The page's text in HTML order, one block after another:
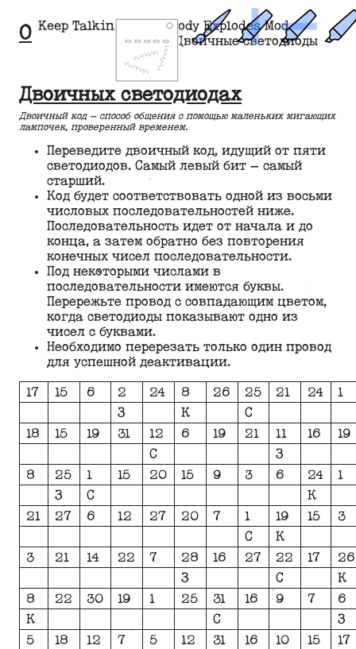
Keep Talking and Nobody Explodes Mod
Двоичные светодиоды
О
Двоичных светодиодах
Двоичный код — способ общения с помощью маленьких мигающих
лампочек, проверенный временем.
Переведите двоичный код, идущий от пяти
светодиодов. Самый левый бит — самый
старший.
Код будет соответствовать одной из восьми
числовых последовательностей ниже.
Последовательность идет от начала и до
конца, а затем обратно без повторения
конечных чисел последовательности.
Под некоторыми числами в
последовательности имеются буквы.
Перережьте провод с совпадающим цветом,
когда светодиоды показывают одно из
чисел с буквами.
Необходимо перерезать только один провод
для успешной деактивации.
17 15 6 2 24 8 26 25 21 24
1
З
К
С
18
15 19 31 12 6 19 21 11 16
19
С
З
8
25 1 15 20 15 9 3 6 24
1
З
С
К
21
27 6 12 27 20 7 1 19 15
3
С
К
3
21 14 22 7 28 16 27 22 17
26
З
С
К
8
22 30 19 1 25 31 16 9 7
6
К
С
З
5
18 12 7 5 12 31 16 10 15
17